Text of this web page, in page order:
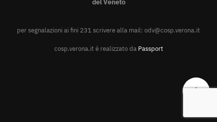
del Veneto
per segnalazioni ai fini 231 scrivere alla mail: odv@cosp.verona.it
cosp.verona.it è realizzato da Passport